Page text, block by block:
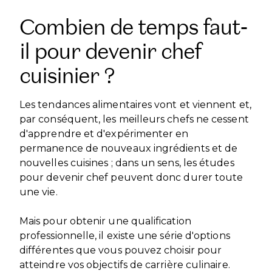
Combien de temps faut-
il pour devenir chef
cuisinier ?
Les tendances alimentaires vont et viennent et,
par conséquent, les meilleurs chefs ne cessent
d'apprendre et d'expérimenter en
permanence de nouveaux ingrédients et de
nouvelles cuisines ; dans un sens, les études
pour devenir chef peuvent donc durer toute
une vie.
Mais pour obtenir une qualification
professionnelle, il existe une série d'options
différentes que vous pouvez choisir pour
atteindre vos objectifs de carrière culinaire.